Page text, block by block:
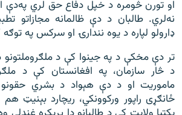
او تورن څومره د خپل دفاع حق لري په‌دې
نه‌لري. طالبان د دې ظالمانه مجازاتو
ډارولو لپاره د یوه نندارۍ او سرکس په
تر دې مخکې د په جینوا کې د
د څار سازمان، په افغانستان کې د
ماموریت او د دې هېواد د بشري حقونو
ځانګړی راپور ورکوونکي، ریچارد بېنيټ